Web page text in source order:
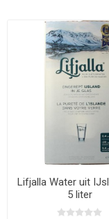
Lifjalla Water uit
5 liter